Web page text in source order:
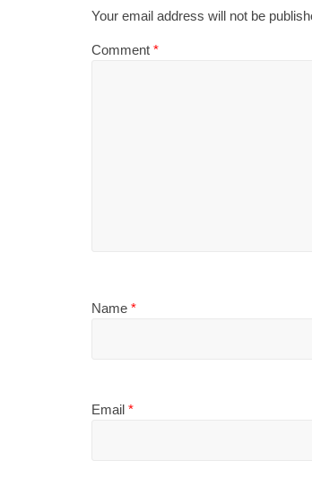
Your email address will not be
Comment *
Name *
Email *